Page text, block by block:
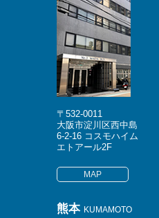
〒532-0011
大阪市淀川区西中島
6-2-16 コスモハイム
エトアール2F
MAP
熊本 KUMAMOTO